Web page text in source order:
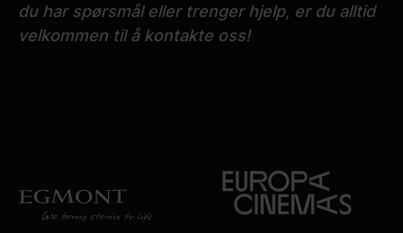
du har spørsmål eller trenger hjelp, er du alltid
velkommen til å kontakte oss!